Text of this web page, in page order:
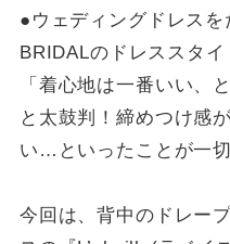
●ウェディングドレス
BRIDALのドレススタイ
「着心地は一番いい、
と太鼓判！締めつけ感
い…といったことが一切
今回は、背中のドレー